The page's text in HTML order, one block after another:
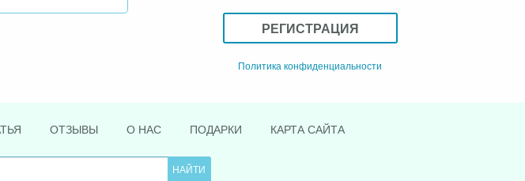
РЕГИСТРАЦИЯ
Политика конфиденциальности
ОТЗЫВЫ О НАС ПОДАРКИ КАРТА САЙТА